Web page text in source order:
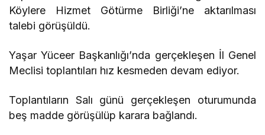
Köylere Hizmet Götürme Birliği’ne aktarılması
talebi görüşüldü.
Yaşar Yüceer Başkanlığı’nda gerçekleşen İl Genel
Meclisi toplantıları hız kesmeden devam ediyor.
Toplantıların Salı günü gerçekleşen oturumunda
beş madde görüşülüp karara bağlandı.